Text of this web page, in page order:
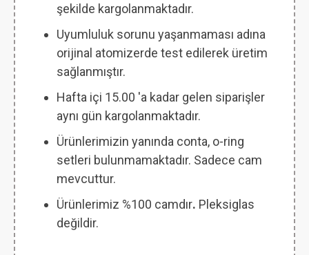
şekilde kargolanmaktadır.
Uyumluluk sorunu yaşanmaması adına
orijinal atomizerde test edilerek üretim
sağlanmıştır.
Hafta içi 15.00 'a kadar gelen siparişler
aynı gün kargolanmaktadır.
Ürünlerimizin yanında conta, o-ring
setleri bulunmamaktadır. Sadece cam
mevcuttur.
Ürünlerimiz %100 camdır. Pleksiglas
değildir.